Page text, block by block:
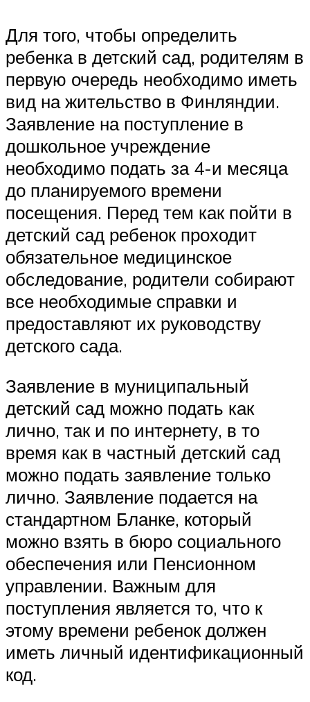
Для того, чтобы определить
ребенка в детский сад, родителям в
первую очередь необходимо иметь
вид на жительство в Финляндии.
Заявление на поступление в
дошкольное учреждение
необходимо подать за 4-и месяца
до планируемого времени
посещения. Перед тем как пойти в
детский сад ребенок проходит
обязательное медицинское
обследование, родители собирают
все необходимые справки и
предоставляют их руководству
детского сада.
Заявление в муниципальный
детский сад можно подать как
лично, так и по интернету, в то
время как в частный детский сад
можно подать заявление только
лично. Заявление подается на
стандартном Бланке, который
можно взять в бюро социального
обеспечения или Пенсионном
управлении. Важным для
поступления является то, что к
этому времени ребенок должен
иметь личный идентификационный
код.